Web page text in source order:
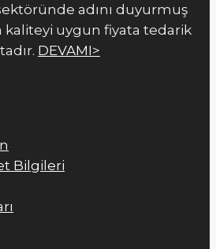
adını duyurmuş
kaliteyi uygun fiyata tedarik
DEVAMI>
Bilgileri